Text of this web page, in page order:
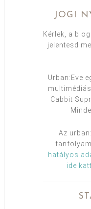
JOGI
Kérlek, a
jelentesd
Urban:Eve
Cabbit
Az
hatályos
ide